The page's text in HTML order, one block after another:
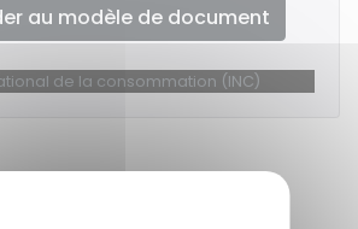
au modèle de document
de la consommation (INC)